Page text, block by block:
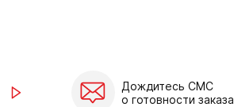
Дождитесь СМС
о готовности заказа